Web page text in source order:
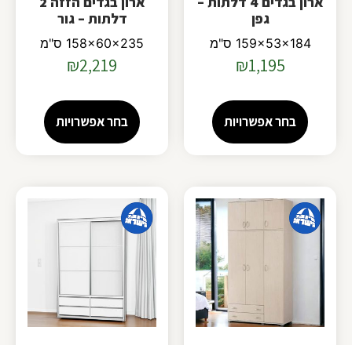
גפן
159x53x184 ס"מ
₪1,195
בחר אפשרויות
דלתות – גור
158x60x235 ס"מ
₪2,219
בחר אפשרויות